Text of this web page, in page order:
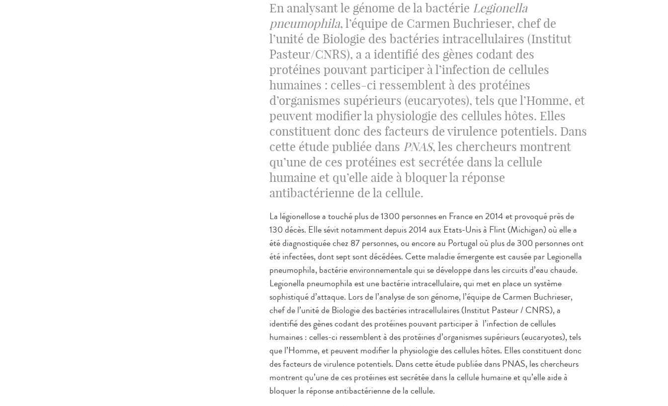
En analysant le génome de la bactérie Legionella
pneumophila, l’équipe de Carmen Buchrieser, chef de
l’unité de Biologie des bactéries intracellulaires (Institut
Pasteur/CNRS), a a identifié des gènes codant des
protéines pouvant participer à l’infection de cellules
humaines : celles-ci ressemblent à des protéines
d’organismes supérieurs (eucaryotes), tels que l’Homme, et
peuvent modifier la physiologie des cellules hôtes. Elles
constituent donc des facteurs de virulence potentiels. Dans
cette étude publiée dans PNAS, les chercheurs montrent
qu’une de ces protéines est secrétée dans la cellule
humaine et qu’elle aide à bloquer la réponse
antibactérienne de la cellule.
La légionellose a touché plus de 1300 personnes en France en 2014 et provoqué près de
130 décès. Elle sévit notamment depuis 2014 aux Etats-Unis à Flint (Michigan) où elle a
été diagnostiquée chez 87 personnes, ou encore au Portugal où plus de 300 personnes ont
été infectées, dont sept sont décédées. Cette maladie émergente est causée par Legionella
pneumophila, bactérie environnementale qui se développe dans les circuits d’eau chaude.
Legionella pneumophila est une bactérie intracellulaire, qui met en place un système
sophistiqué d’attaque. Lors de l’analyse de son génome, l’équipe de Carmen Buchrieser,
chef de l’unité de Biologie des bactéries intracellulaires (Institut Pasteur / CNRS), a
identifié des gènes codant des protéines pouvant participer à l’infection de cellules
humaines : celles-ci ressemblent à des protéines d’organismes supérieurs (eucaryotes), tels
que l’Homme, et peuvent modifier la physiologie des cellules hôtes. Elles constituent donc
des facteurs de virulence potentiels. Dans cette étude publiée dans PNAS, les chercheurs
montrent qu’une de ces protéines est secrétée dans la cellule humaine et qu’elle aide à
bloquer la réponse antibactérienne de la cellule.